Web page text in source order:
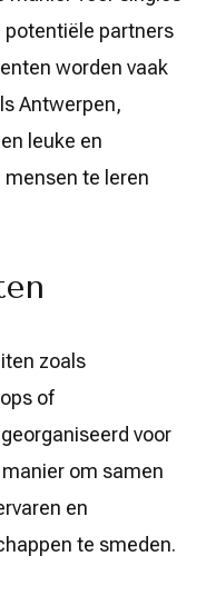
potentiële partners
worden vaak
Antwerpen,
leuke en
te leren
zoals
of
voor
om samen
en
te smeden.